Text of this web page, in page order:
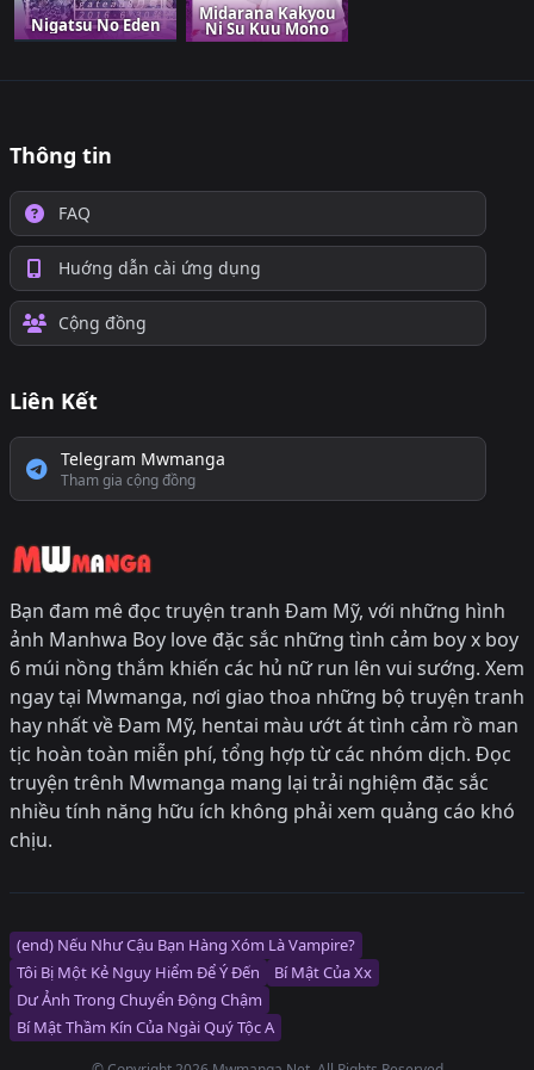
Nigatsu No Eden
Midarana Kakyou
Ni Su Kuu Mono
Thông tin
FAQ
Huớng dẫn cài ứng dụng
Cộng đồng
Liên Kết
Telegram Mwmanga
Tham gia cộng đồng
Bạn đam mê đọc truyện tranh Đam Mỹ, với những hình
ảnh Manhwa Boy love đặc sắc những tình cảm boy x boy
6 múi nồng thắm khiến các hủ nữ run lên vui sướng. Xem
ngay tại Mwmanga, nơi giao thoa những bộ truyện tranh
hay nhất về Đam Mỹ, hentai màu ướt át tình cảm rồ man
tịc hoàn toàn miễn phí, tổng hợp từ các nhóm dịch. Đọc
truyện trênh Mwmanga mang lại trải nghiệm đặc sắc
nhiều tính năng hữu ích không phải xem quảng cáo khó
chịu.
(end) Nếu Như Cậu Bạn Hàng Xóm Là Vampire?
Tôi Bị Một Kẻ Nguy Hiểm Để Ý Đến
Bí Mật Của Xx
Dư Ảnh Trong Chuyển Động Chậm
Bí Mật Thầm Kín Của Ngài Quý Tộc Α